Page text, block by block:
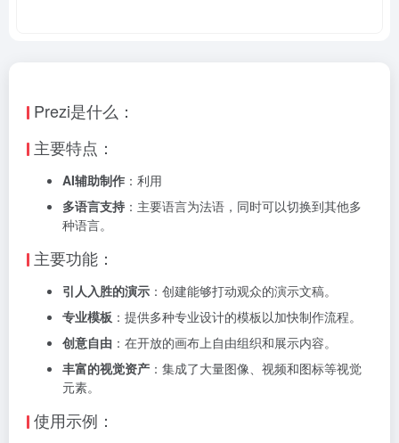
Prezi是什么：
主要特点：
AI辅助制作 ：利用
多语言支持 ：主要语言为法语，同时可以切换到其他多
种语言。
主要功能：
引人入胜的演示 ：创建能够打动观众的演示文稿。
专业模板 ：提供多种专业设计的模板以加快制作流程。
创意自由 ：在开放的画布上自由组织和展示内容。
丰富的视觉资产 ：集成了大量图像、视频和图标等视觉
元素。
使用示例：